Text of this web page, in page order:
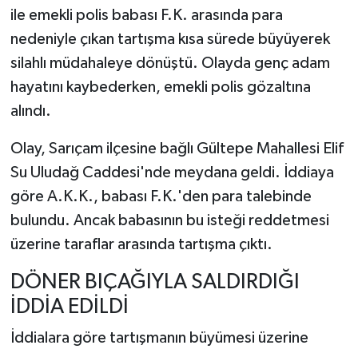
ile emekli polis babası F.K. arasında para
nedeniyle çıkan tartışma kısa sürede büyüyerek
silahlı müdahaleye dönüştü. Olayda genç adam
hayatını kaybederken, emekli polis gözaltına
alındı.
Olay, Sarıçam ilçesine bağlı Gültepe Mahallesi Elif
Su Uludağ Caddesi'nde meydana geldi. İddiaya
göre A.K.K., babası F.K.'den para talebinde
bulundu. Ancak babasının bu isteği reddetmesi
üzerine taraflar arasında tartışma çıktı.
DÖNER BIÇAĞIYLA SALDIRDIĞI
İDDİA EDİLDİ
İddialara göre tartışmanın büyümesi üzerine